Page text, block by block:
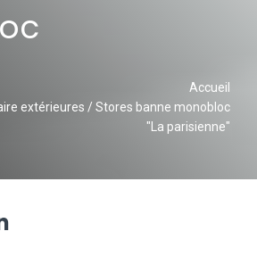
Accueil
extérieures / Stores banne monobloc
"La parisienne"